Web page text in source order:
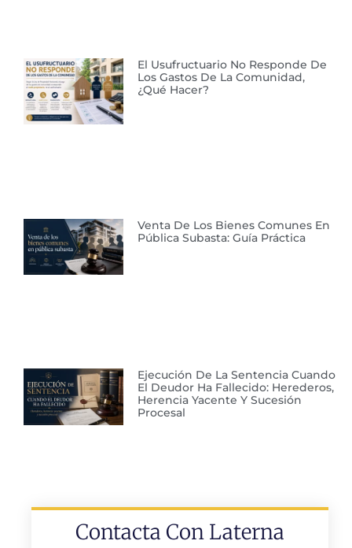
El Usufructuario No Responde De
Los Gastos De La Comunidad,
¿qué Hacer?
Venta De Los Bienes Comunes En
Pública Subasta: Guía Práctica
Ejecución De La Sentencia Cuando
El Deudor Ha Fallecido: Herederos,
Herencia Yacente Y Sucesión
Procesal
Contacta Con Laterna